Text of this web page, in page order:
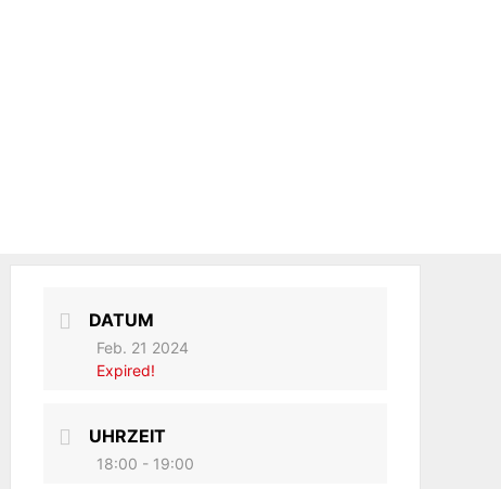
DATUM
Feb. 21 2024
Expired!
UHRZEIT
18:00 - 19:00